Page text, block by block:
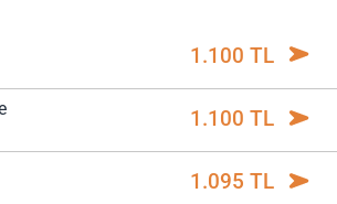
1.100 TL
1.100 TL
1.095 TL